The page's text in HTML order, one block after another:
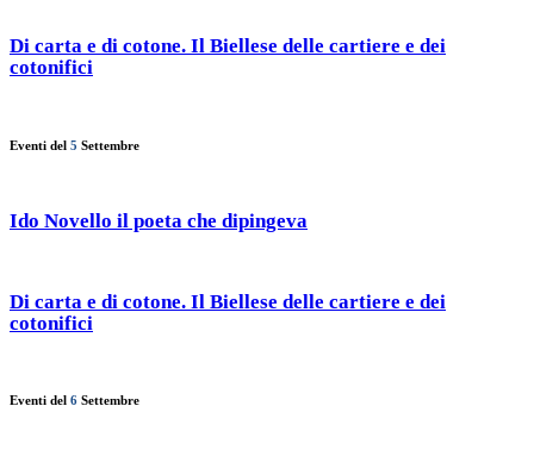
Di carta e di cotone. Il Biellese delle cartiere e dei
cotonifici
Eventi del 5 Settembre
Ido Novello il poeta che dipingeva
Di carta e di cotone. Il Biellese delle cartiere e dei
cotonifici
Eventi del 6 Settembre